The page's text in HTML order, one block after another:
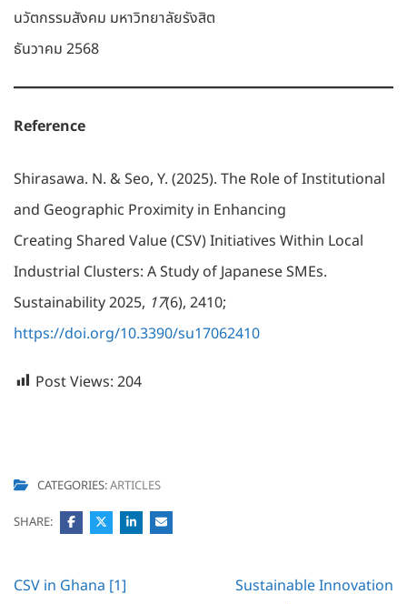
นวัตกรรมสังคม มหาวิทยาลัยรังสิต
ธันวาคม 2568
Reference
Shirasawa. N. & Seo, Y. (2025). The Role of Institutional
and Geographic Proximity in Enhancing
Creating Shared Value (CSV) Initiatives Within Local
Industrial Clusters: A Study of Japanese SMEs.
Sustainability 2025, 17(6), 2410;
https://doi.org/10.3390/su17062410
Post Views: 204
CATEGORIES:ARTICLES
SHARE:
Post
CSV in Ghana [1]
Sustainable Innovation